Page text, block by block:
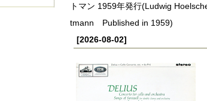
トマン 1959年発行(Ludwig
tmann Published in 1959)
[2026-08-02]